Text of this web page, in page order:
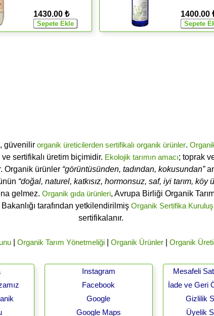
1430.00 ₺ 1400.00
, güvenilir organik üreticilerden sertifikalı organik ürünler.
sertifikalı üretim biçimidir. Ekolojik tarımın amacı; toprak
Organik ürünler “görüntüsünden, tadından, kokusundan”
“doğal, naturel, katkısız, hormonsuz, saf, iyi tarım, köy
gelmez. Organik gıda ürünleri, Avrupa Birliği Organik
tarafından yetkilendirilmiş Organik Sertifika
sertifikalanır.
| Organik Tarım Yönetmeliği| Organik Ürünler| Organik
Instagram
Facebook
Google
Google Maps
Mesafeli
İade ve Geri
Gizlilik
Üyelik